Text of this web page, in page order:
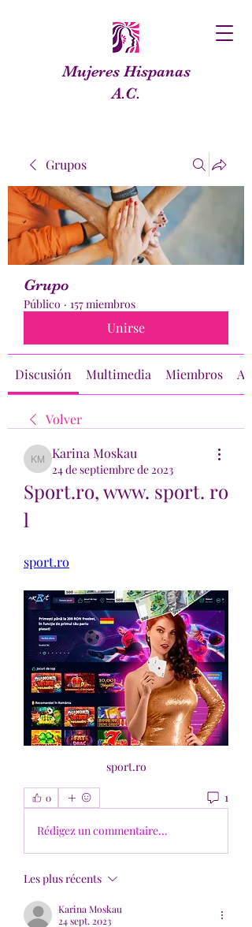
Mujeres Hispanas
A.C.
Grupos
Grupo
Público · 157 miembros
Unirse
Discusión Multimedia Miembros
Volver
Karina Moskau
Karina Moskau
24 de septiembre de 2023
Sport.ro, www. sport. ro
l
sport.ro
sport.ro
0 1
Rédigez un commentaire...
Les plus récents
Karina Moskau
24 sept. 2023